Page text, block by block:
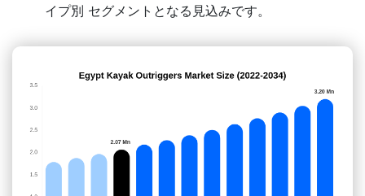
イプ別 セグメントとなる見込みです。